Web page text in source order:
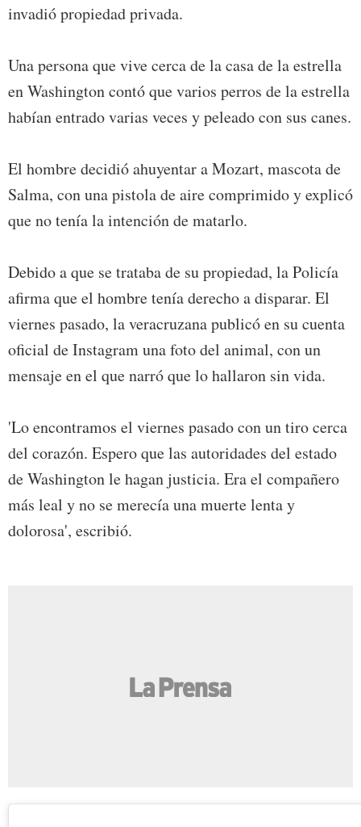
invadió propiedad privada.
Una persona que vive cerca de la casa de la estrella
en Washington contó que varios perros de la estrella
habían entrado varias veces y peleado con sus canes.
El hombre decidió ahuyentar a Mozart, mascota de
Salma, con una pistola de aire comprimido y explicó
que no tenía la intención de matarlo.
Debido a que se trataba de su propiedad, la Policía
afirma que el hombre tenía derecho a disparar. El
viernes pasado, la veracruzana publicó en su cuenta
oficial de Instagram una foto del animal, con un
mensaje en el que narró que lo hallaron sin vida.
'Lo encontramos el viernes pasado con un tiro cerca
del corazón. Espero que las autoridades del estado
de Washington le hagan justicia. Era el compañero
más leal y no se merecía una muerte lenta y
dolorosa', escribió.